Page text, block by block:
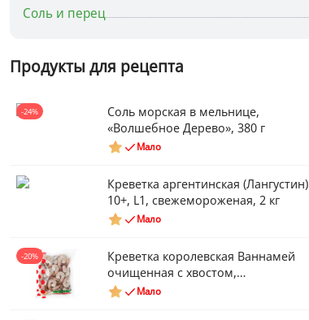
Соль и перец
Продукты для рецепта
-24%
Соль морская в мельнице,
«Волшебное Дерево», 380 г
Мало
Креветка аргентинская (Лангустин)
10+, L1, свежемороженая, 2 кг
Мало
-20%
Креветка королевская Ваннамей
очищенная с хвостом,
свежемороженая, «Икорный», 500
Мало